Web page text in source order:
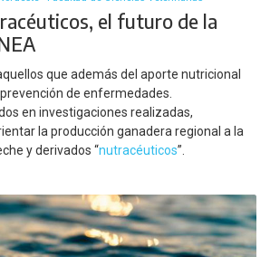
el futuro de la
que además del aporte nutricional
de enfermedades.
en investigaciones realizadas,
la producción ganadera regional a la
y derivados “nutracéuticos”.